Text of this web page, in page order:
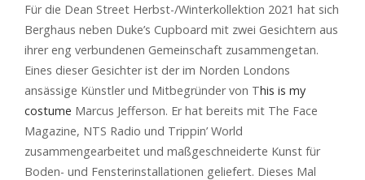
Für die Dean Street Herbst-/Winterkollektion 2021 hat sich
Berghaus neben Duke’s Cupboard mit zwei Gesichtern aus
ihrer eng verbundenen Gemeinschaft zusammengetan.
Eines dieser Gesichter ist der im Norden Londons
ansässige Künstler und Mitbegründer von This is my
costume Marcus Jefferson. Er hat bereits mit The Face
Magazine, NTS Radio und Trippin’ World
zusammengearbeitet und maßgeschneiderte Kunst für
Boden- und Fensterinstallationen geliefert. Dieses Mal